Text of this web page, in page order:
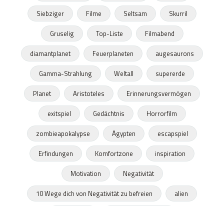
Siebziger
Filme Seltsam
Skurril
Gruselig
Top-Liste
Filmabend
diamantplanet
Feuerplaneten
augesaurons
Gamma-Strahlung
Weltall
supererde
Planet
Aristoteles
Erinnerungsvermögen
exitspiel
Gedächtnis
Horrorfilm
zombieapokalypse
Ägypten
escapspiel
Erfindungen
Komfortzone
inspiration
Motivation
Negativität
10 Wege dich von Negativität zu befreien
alien